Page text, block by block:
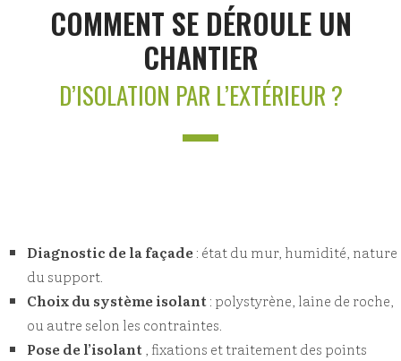
COMMENT SE DÉROULE UN
CHANTIER
D’ISOLATION PAR L’EXTÉRIEUR ?
Diagnostic de la façade : état du mur, humidité, nature
du support.
Choix du système isolant: polystyrène, laine de roche,
ou autre selon les contraintes.
Pose de l’isolant, fixations et traitement des points